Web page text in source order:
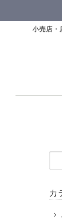
小売店・
カ